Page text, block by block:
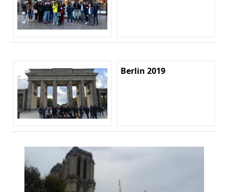
Berlin 2019